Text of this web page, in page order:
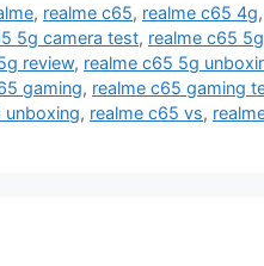
, realme c65, realme c65 4g,
5g camera test, realme c65
review, realme c65 5g
gaming, realme c65 gaming
unboxing, realme c65 vs,